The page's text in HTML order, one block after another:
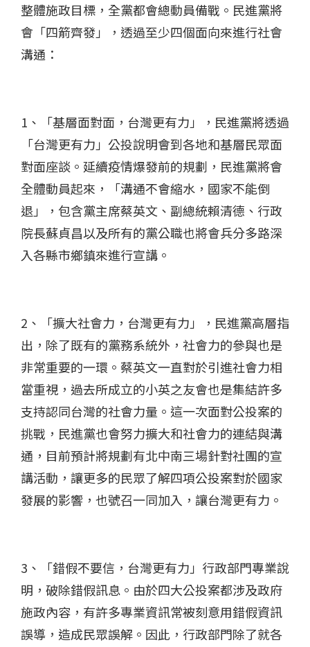
整體施政目標，全黨都會總動員備戰。民進黨將
會「四箭齊發」，透過至少四個面向來進行社會
溝通：
1、「基層面對面，台灣更有力」，民進黨將透過
「台灣更有力」公投說明會到各地和基層民眾面
對面座談。延續疫情爆發前的規劃，民進黨將會
全體動員起來，「溝通不會縮水，國家不能倒
退」，包含黨主席蔡英文、副總統賴清德、行政
院長蘇貞昌以及所有的黨公職也將會兵分多路深
入各縣市鄉鎮來進行宣講。
2、「擴大社會力，台灣更有力」，民進黨高層指
出，除了既有的黨務系統外，社會力的參與也是
非常重要的一環。蔡英文一直對於引進社會力相
當重視，過去所成立的小英之友會也是集結許多
支持認同台灣的社會力量。這一次面對公投案的
挑戰，民進黨也會努力擴大和社會力的連結與溝
通，目前預計將規劃有北中南三場針對社團的宣
講活動，讓更多的民眾了解四項公投案對於國家
發展的影響，也號召一同加入，讓台灣更有力。
3、「錯假不要信，台灣更有力」行政部門專業說
明，破除錯假訊息。由於四大公投案都涉及政府
施政內容，有許多專業資訊常被刻意用錯假資訊
誤導，造成民眾誤解。因此，行政部門除了就各